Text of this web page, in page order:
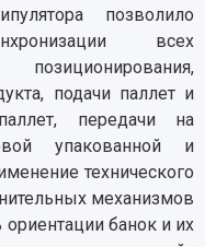
позволило
всех
позиционирования,
подачи паллет и
передачи на
упакованной и
технического
механизмов
банок и их